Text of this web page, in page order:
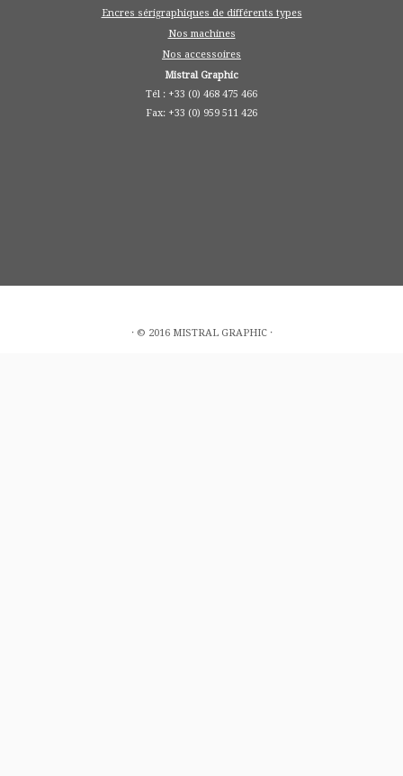
Encres sérigraphiques de différents types
Nos machines
Nos accessoires
Mistral Graphic
Tél : +33 (0) 468 475 466
Fax: +33 (0) 959 511 426
· © 2016 MISTRAL GRAPHIC ·